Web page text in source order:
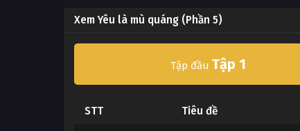
Xem Yêu là mù quáng (Phần 5)
Tập đầu Tập 1
STT Tiêu đề